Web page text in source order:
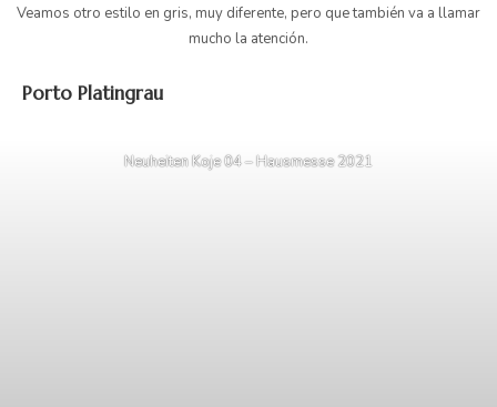
Veamos otro estilo en gris, muy diferente, pero que también va a llamar
mucho la atención.
Porto Platingrau
Neuheiten Koje 04 – Hausmesse 2021